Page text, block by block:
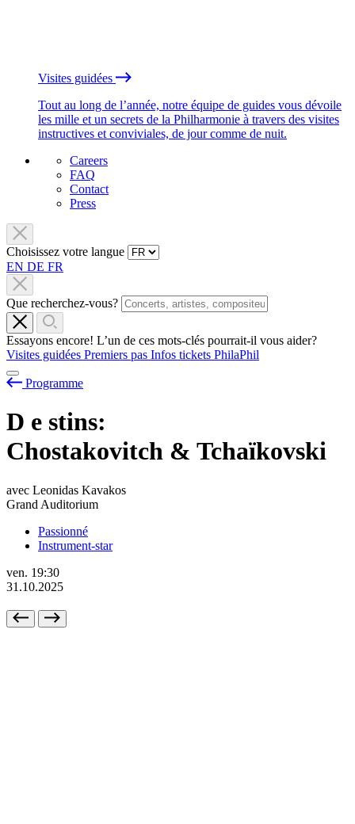
Visites guidées
Tout au long de l’année, notre équipe de guides vous dévoile
les mille et un secrets de la Philharmonie à travers des visites
instructives et conviviales, de jour comme de nuit.
Careers
FAQ
Contact
Press
Choisissez votre langue
EN DE FR
Que recherchez-vous?
Essayons encore! L’un de ces mots-clés pourrait-il vous aider?
Visites guidées Premiers pas Infos tickets PhilaPhil
Programme
D e stins:
Chostakovitch & Tchaïkovski
avec Leonidas Kavakos
Grand Auditorium
Passionné
Instrument-star
ven. 19:30
31.10.2025